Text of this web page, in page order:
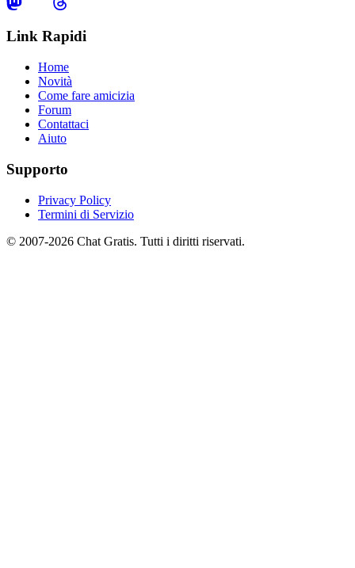
Link Rapidi
Home
Novità
Come fare amicizia
Forum
Contattaci
Aiuto
Supporto
Privacy Policy
Termini di Servizio
© 2007-2026 Chat Gratis. Tutti i diritti riservati.